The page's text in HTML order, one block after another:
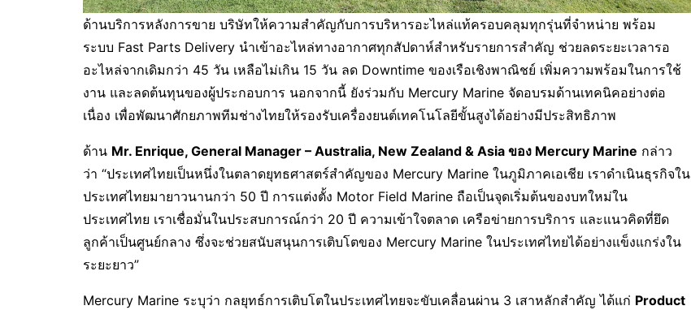
ด้านบริการหลังการขาย บริษัทให้ความสำคัญกับการบริหารอะไหล่แท้ครอบคลุมทุกรุ่นที่จำหน่าย พร้อม
ระบบ Fast Parts Delivery นำเข้าอะไหล่ทางอากาศทุกสัปดาห์สำหรับรายการสำคัญ ช่วยลดระยะเวลารอ
อะไหล่จากเดิมกว่า 45 วัน เหลือไม่เกิน 15 วัน ลด Downtime ของเรือเชิงพาณิชย์ เพิ่มความพร้อมในการใช้
งาน และลดต้นทุนของผู้ประกอบการ นอกจากนี้ ยังร่วมกับ Mercury Marine จัดอบรมด้านเทคนิคอย่างต่อ
เนื่อง เพื่อพัฒนาศักยภาพทีมช่างไทยให้รองรับเครื่องยนต์เทคโนโลยีขั้นสูงได้อย่างมีประสิทธิภาพ
ด้าน Mr. Enrique, General Manager – Australia, New Zealand & Asia ของ Mercury Marine กล่าว
ว่า “ประเทศไทยเป็นหนึ่งในตลาดยุทธศาสตร์สำคัญของ Mercury Marine ในภูมิภาคเอเชีย เราดำเนินธุรกิจใน
ประเทศไทยมายาวนานกว่า 50 ปี การแต่งตั้ง Motor Field Marine ถือเป็นจุดเริ่มต้นของบทใหม่ใน
ประเทศไทย เราเชื่อมั่นในประสบการณ์กว่า 20 ปี ความเข้าใจตลาด เครือข่ายการบริการ และแนวคิดที่ยึด
ลูกค้าเป็นศูนย์กลาง ซึ่งจะช่วยสนับสนุนการเติบโตของ Mercury Marine ในประเทศไทยได้อย่างแข็งแกร่งใน
ระยะยาว”
Mercury Marine ระบุว่า กลยุทธ์การเติบโตในประเทศไทยจะขับเคลื่อนผ่าน 3 เสาหลักสำคัญ ได้แก่ Product